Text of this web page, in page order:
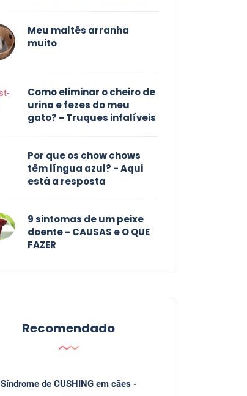
Meu maltês arranha
muito
Como eliminar o cheiro de
urina e fezes do meu
gato? - Truques infalíveis
Por que os chow chows
têm língua azul? - Aqui
está a resposta
9 sintomas de um peixe
doente - CAUSAS e O QUE
FAZER
Recomendado
Síndrome de CUSHING em cães -